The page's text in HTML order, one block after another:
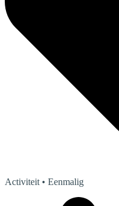
Activiteit • Eenmalig